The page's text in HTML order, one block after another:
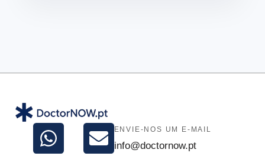
ENVIE-NOS UM E-MAIL
info@doctornow.pt